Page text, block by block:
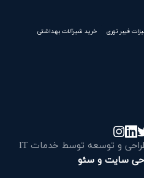
فیبر نوری خرید شیرآلات بهداشتی
کپی رایت © 2026 - 2024 - طراحی و توسعه توسط خدمات IT
سایت و سئو